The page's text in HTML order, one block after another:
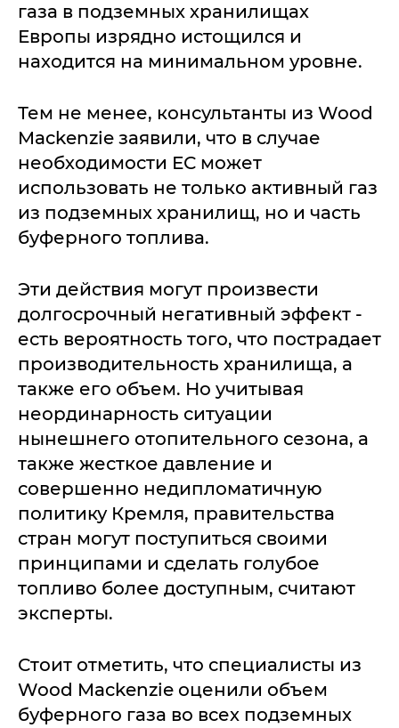
газа в подземных хранилищах
Европы изрядно истощился и
находится на минимальном уровне.
Тем не менее, консультанты из Wood
Mackenzie заявили, что в случае
необходимости ЕС может
использовать не только активный газ
из подземных хранилищ, но и часть
буферного топлива.
Эти действия могут произвести
долгосрочный негативный эффект -
есть вероятность того, что пострадает
производительность хранилища, а
также его объем. Но учитывая
неординарность ситуации
нынешнего отопительного сезона, а
также жесткое давление и
совершенно недипломатичную
политику Кремля, правительства
стран могут поступиться своими
принципами и сделать голубое
топливо более доступным, считают
эксперты.
Стоит отметить, что специалисты из
Wood Mackenzie оценили объем
буферного газа во всех подземных